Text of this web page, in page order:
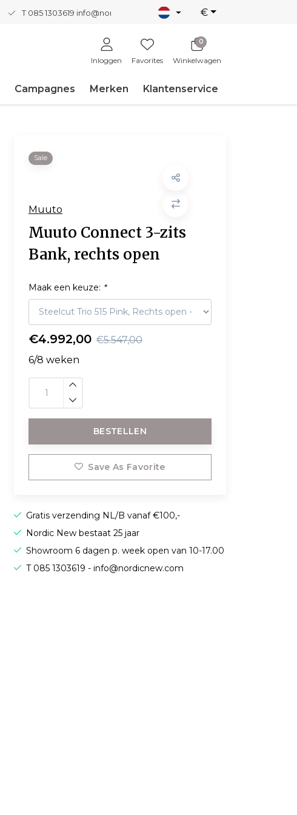
T 085 1303619 info@nordicnew.nl €
Inloggen Favorites
0
Winkelwagen
Campagnes Merken Klantenservice
Sale
Muuto
Muuto Connect 3-zits
Bank, rechts open
Maak een keuze: *
€4.992,00 €5.547,00
6/8 weken
BESTELLEN
Save As Favorite
Gratis verzending NL/B vanaf €100,-
Nordic New bestaat 25 jaar
Showroom 6 dagen p. week open van 10-17.00
T 085 1303619 -info@nordicnew.com